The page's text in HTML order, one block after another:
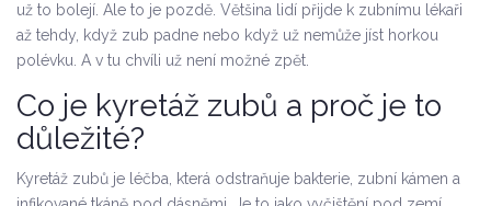
už to bolejí. Ale to je pozdě. Většina lidí přijde k zubnímu lékaři
až tehdy, když zub padne nebo když už nemůže jíst horkou
polévku. A v tu chvíli už není možné zpět.
Co je kyretáž zubů a proč je to
důležité?
Kyretáž zubů je léčba, která odstraňuje bakterie, zubní kámen a